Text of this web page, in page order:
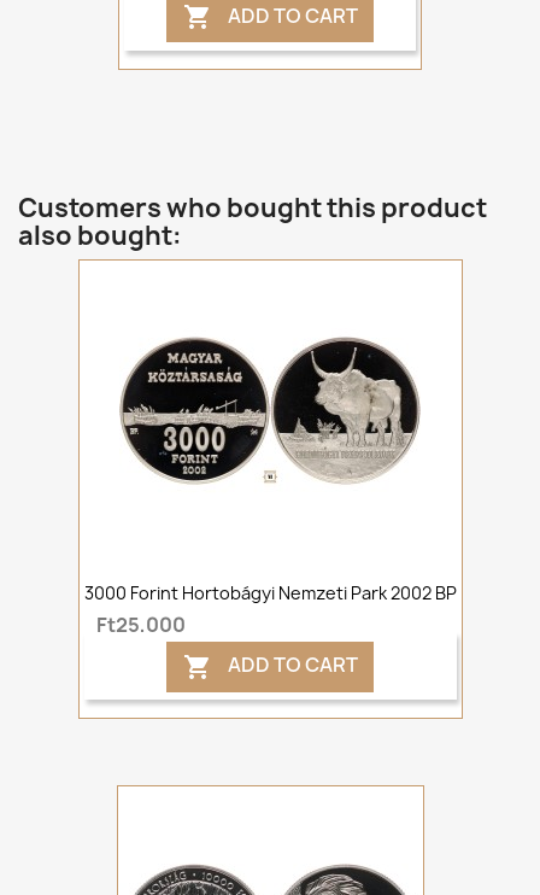
 ADD TO CART
Customers who bought this product
also bought:
3000 Forint Hortobágyi Nemzeti Park 2002 BP
Ft25,000
 ADD TO CART